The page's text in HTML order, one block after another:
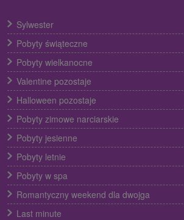
Sylwester
Pobyty świąteczne
Pobyty wielkanocne
Valentine pozostaje
Halloween pozostaje
Pobyty zimowe narciarskie
Pobyty jesienne
Pobyty letnie
Pobyty w spa
Romantyczny weekend dla dwojga
Last minute